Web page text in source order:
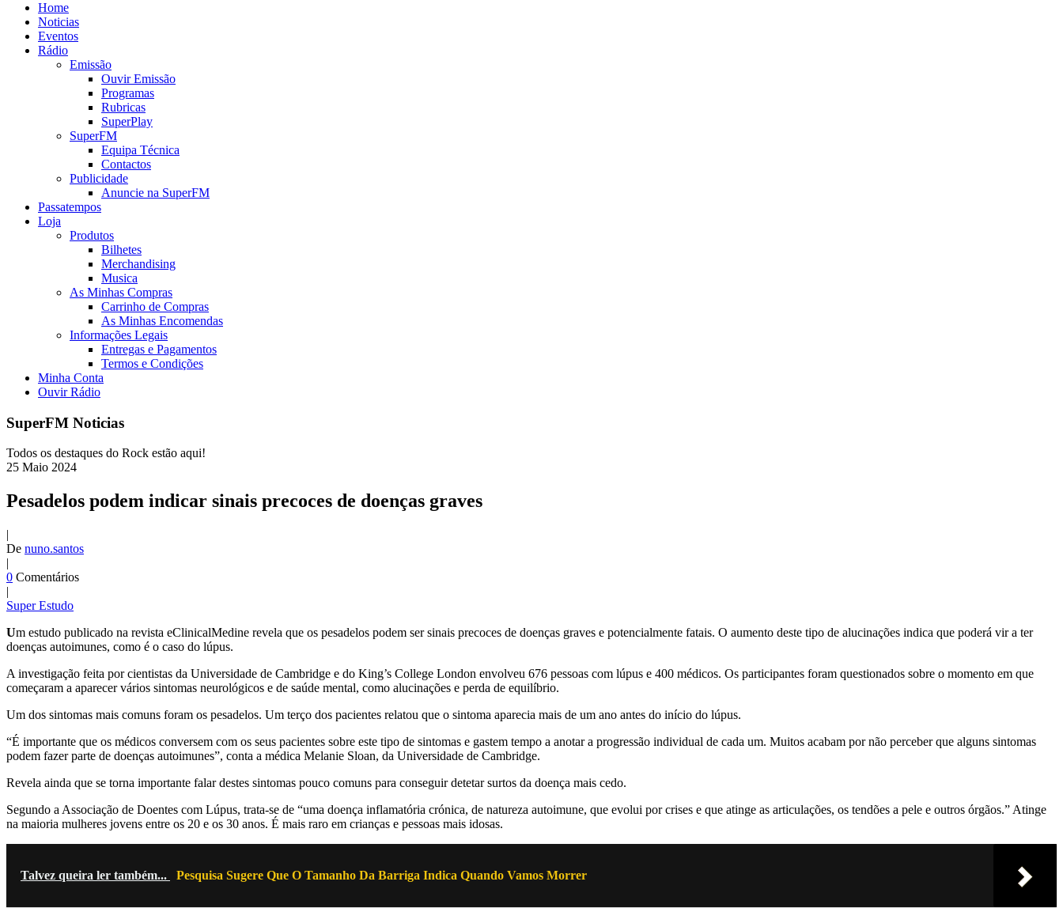
Home
Noticias
Eventos
Rádio
Emissão
Ouvir Emissão
Programas
Rubricas
SuperPlay
SuperFM
Equipa Técnica
Contactos
Publicidade
Anuncie na SuperFM
Passatempos
Loja
Produtos
Bilhetes
Merchandising
Musica
As Minhas Compras
Carrinho de Compras
As Minhas Encomendas
Informações Legais
Entregas e Pagamentos
Termos e Condições
Minha Conta
Ouvir Rádio
SuperFM Noticias
Todos os destaques do Rock estão aqui!
25 Maio 2024
Pesadelos podem indicar sinais precoces de doenças graves
|
De nuno.santos
|
0 Comentários
|
Super Estudo
Um estudo publicado na revista eClinicalMedine revela que os pesadelos podem ser sinais precoces de doenças graves e potencialmente fatais. O aumento deste tipo de alucinações indica que poderá vir a ter
doenças autoimunes, como é o caso do lúpus.
A investigação feita por cientistas da Universidade de Cambridge e do King’s College London envolveu 676 pessoas com lúpus e 400 médicos. Os participantes foram questionados sobre o momento em que
começaram a aparecer vários sintomas neurológicos e de saúde mental, como alucinações e perda de equilíbrio.
Um dos sintomas mais comuns foram os pesadelos. Um terço dos pacientes relatou que o sintoma aparecia mais de um ano antes do início do lúpus.
“É importante que os médicos conversem com os seus pacientes sobre este tipo de sintomas e gastem tempo a anotar a progressão individual de cada um. Muitos acabam por não perceber que alguns sintomas
podem fazer parte de doenças autoimunes”, conta a médica Melanie Sloan, da Universidade de Cambridge.
Revela ainda que se torna importante falar destes sintomas pouco comuns para conseguir detetar surtos da doença mais cedo.
Segundo a Associação de Doentes com Lúpus, trata-se de “uma doença inflamatória crónica, de natureza autoimune, que evolui por crises e que atinge as articulações, os tendões a pele e outros órgãos.” Atinge
na maioria mulheres jovens entre os 20 e os 30 anos. É mais raro em crianças e pessoas mais idosas.
Talvez queira ler também... Pesquisa Sugere Que O Tamanho Da Barriga Indica Quando Vamos Morrer